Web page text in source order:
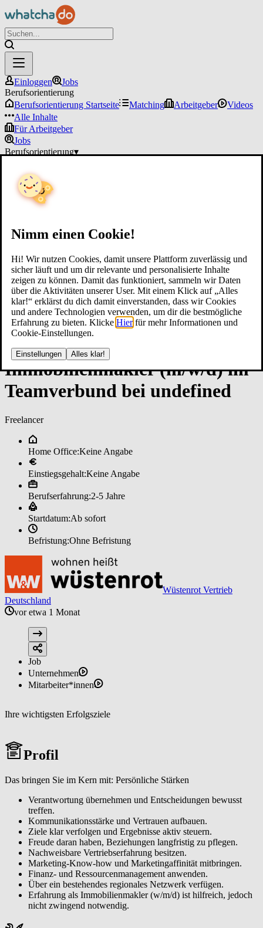
Nimm einen Cookie!
Hi! Wir nutzen Cookies, damit unsere Plattform zuverlässig und
sicher läuft und um dir relevante und personalisierte Inhalte
zeigen zu können. Damit das funktioniert, sammeln wir Daten
über die Aktivitäten unserer User. Mit einem Klick auf „Alles
klar!“ erklärst du dich damit einverstanden, dass wir Cookies
und andere Technologien verwenden, um dir die bestmögliche
Erfahrung zu bieten. Klicke Hier für mehr Informationen und
Cookie-Einstellungen.
Einstellungen Alles klar!
Einloggen
Jobs
Berufsorientierung
Berufsorientierung Startseite
Matching Arbeitgeber
Videos
Alle Inhalte
Für Arbeitgeber
Jobs
Berufsorientierung▾
Im­mo­bi­li­en­mak­ler (m/w/d) im
­Team­ver­bun­d bei un­de­fi­ned
Freelancer
Home Office:Keine Angabe
Einstiegsgehalt:Keine Angabe
Berufserfahrung:2-5 Jahre
Startdatum:Ab sofort
Befristung:Ohne Befristung
Wüstenrot Vertrieb
Deutschland
vor etwa 1 Monat
Job
Unternehmen
Mitarbeiter*innen
Ihre wichtigsten Erfolgsziele
Profil
Das bringen Sie im Kern mit: Persönliche Stärken
Verantwortung übernehmen und Entscheidungen bewusst
treffen.
Kommunikationsstärke und Vertrauen aufbauen.
Ziele klar verfolgen und Ergebnisse aktiv steuern.
Freude daran haben, Beziehungen langfristig zu pflegen.
Nachweisbare Vertriebserfahrung besitzen.
Marketing-Know-how und Marketingaffinität mitbringen.
Finanz- und Ressourcenmanagement anwenden.
Über ein bestehendes regionales Netzwerk verfügen.
Erfahrung als Immobilienmakler (w/m/d) ist hilfreich, jedoch
nicht zwingend notwendig.